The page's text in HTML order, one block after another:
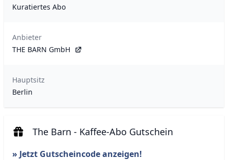
Kuratiertes Abo
Anbieter
THE BARN GmbH
Hauptsitz
Berlin
The Barn - Kaffee-Abo Gutschein
» Jetzt Gutscheincode anzeigen!